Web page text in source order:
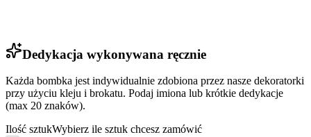
Dedykacja wykonywana ręcznie
Każda bombka jest indywidualnie zdobiona przez nasze dekoratorki
przy użyciu kleju i brokatu. Podaj imiona lub krótkie dedykacje
(max 20 znaków).
Ilość sztukWybierz ile sztuk chcesz zamówić